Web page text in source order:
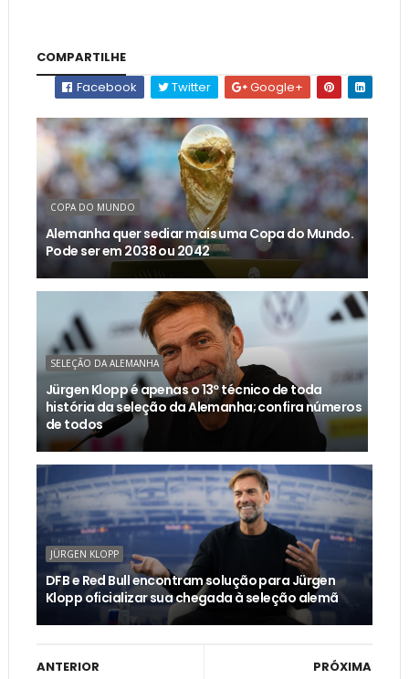
COMPARTILHE
Facebook
Twitter Google+
COPA DO MUNDO
Alemanha quer sediar mais uma Copa do Mundo.
Pode ser em 2038 ou 2042
SELEÇÃO DA ALEMANHA
Jürgen Klopp é apenas o 13º técnico de toda
história da seleção da Alemanha; confira números
de todos
JÜRGEN KLOPP
DFB e Red Bull encontram solução para Jürgen
Klopp oficializar sua chegada à seleção alemã
PRÓXIMA
ANTERIOR